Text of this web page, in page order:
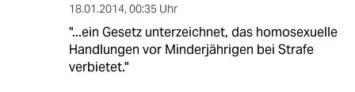
18.01.2014, 00:35 Uhr
"...ein Gesetz unterzeichnet, das homosexuelle
Handlungen vor Minderjährigen bei Strafe
verbietet."